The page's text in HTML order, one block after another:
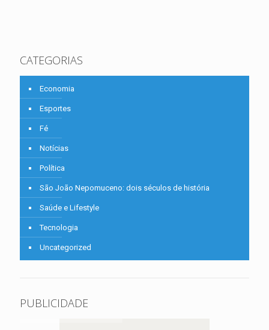
CATEGORIAS
Economia
Esportes
Fé
Notícias
Política
São João Nepomuceno: dois séculos de história
Saúde e Lifestyle
Tecnologia
Uncategorized
PUBLICIDADE